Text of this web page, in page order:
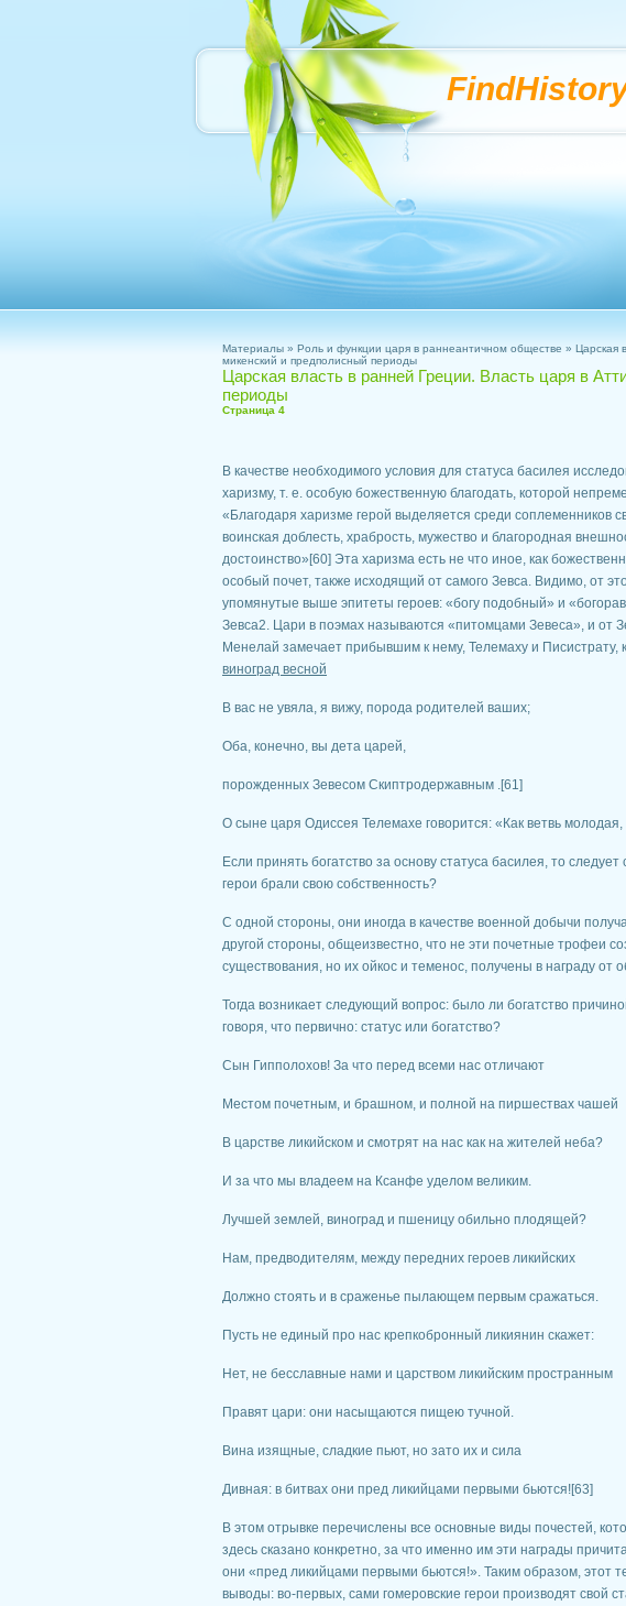
Материалы » Роль и функции царя в раннеантичном обществе » Царская
микенский и предполисный периоды
Царская власть в ранней Греции. Власть царя в
периоды
Страница 4
В качестве необходимого условия для статуса басилея
харизму, т. е. особую божественную благодать, которой
«Благодаря харизме герой выделяется среди соплеменников
воинская доблесть, храбрость, мужество и благородная
достоинство»[60] Эта харизма есть не что иное, как
особый почет, также исходящий от самого Зевса. Видимо, от
упомянутые выше эпитеты героев: «богу подобный» и
Зевса2. Цари в поэмах называются «питомцами Зевеса», и от
Менелай замечает прибывшим к нему, Телемаху и Писистрату,
виноград весной
В вас не увяла, я вижу, порода родителей ваших;
Оба, конечно, вы дета царей,
порожденных Зевесом Скиптродержавным .[61]
О сыне царя Одиссея Телемахе говорится: «Как ветвь молодая,
Если принять богатство за основу статуса басилея, то
герои брали свою собственность?
С одной стороны, они иногда в качестве военной добычи
другой стороны, общеизвестно, что не эти почетные трофеи
существования, но их ойкос и теменос, получены в награду от
Тогда возникает следующий вопрос: было ли богатство
говоря, что первично: статус или богатство?
Сын Гипполохов! За что перед всеми нас отличают
Местом почетным, и брашном, и полной на пиршествах чашей
В царстве ликийском и смотрят на нас как на жителей неба?
И за что мы владеем на Ксанфе уделом великим.
Лучшей землей, виноград и пшеницу обильно плодящей?
Нам, предводителям, между передних героев ликийских
Должно стоять и в сраженье пылающем первым сражаться.
Пусть не единый про нас крепкобронный ликиянин скажет:
Нет, не бесславные нами и царством ликийским пространным
Правят цари: они насыщаются пищею тучной.
Вина изящные, сладкие пьют, но зато их и сила
Дивная: в битвах они пред ликийцами первыми бьются![63]
В этом отрывке перечислены все основные виды почестей,
здесь сказано конкретно, за что именно им эти награды
они «пред ликийцами первыми бьются!». Таким образом, этот
выводы: во-первых, сами гомеровские герои производят свой